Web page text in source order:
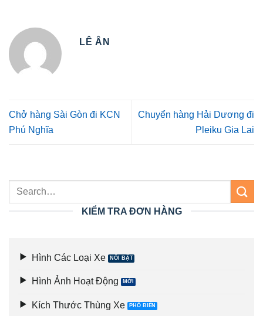
LÊ ÂN
Chở hàng Sài Gòn đi KCN
Phú Nghĩa
Chuyển hàng Hải Dương đi
Pleiku Gia Lai
KIỂM TRA ĐƠN HÀNG
Hình Các Loại Xe
Hình Ảnh Hoạt Động
Kích Thước Thùng Xe